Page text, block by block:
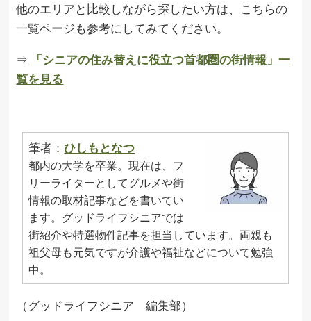
他のエリアと比較しながら探したい方は、こちらの
一覧ページも参考にしてみてください。
⇒
「シニアの住み替えに役立つ首都圏の街情報」一
覧を見る
筆者：ひしもとなつ
都内の大学を卒業。現在は、フ
リーライターとしてグルメや街
情報の取材記事などを書いてい
ます。グッドライフシニアでは
街紹介や特選物件記事を担当しています。両親も
祖父母も元気ですが介護や福祉などについて勉強
中。
（グッドライフシニア 編集部）